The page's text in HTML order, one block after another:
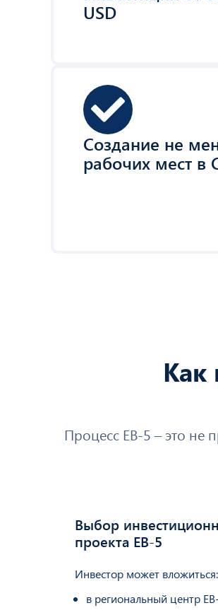
USD
Создание не
рабочих мест
Как
Процесс EB-5 – это не
Выбор
проекта EB-5
Инвестор может вложиться:
в региональный центр